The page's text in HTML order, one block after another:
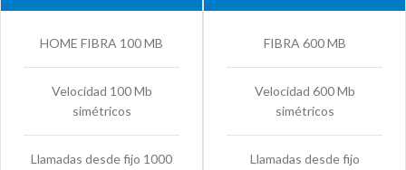
HOME FIBRA 100 MB
Velocidad 100 Mb
simétricos
Llamadas desde fijo 1000
FIBRA 600 MB
Velocidad 600 Mb
simétricos
Llamadas desde fijo